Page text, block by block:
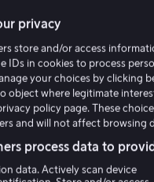
2021 1 t 44 min
privacy
store and/or access
IDs in cookies to process
your choices by clicking
object where legitimate interest
policy page. These
and will not affect browsing
process data to
data. Actively scan device